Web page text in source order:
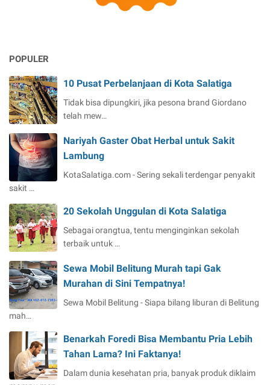
POPULER
10 Pusat Perbelanjaan di Kota Salatiga
Tidak bisa dipungkiri, jika pesona brand Giordano
telah mew…
Nariyah Gaster Obat Herbal untuk Sakit
Lambung
KotaSalatiga.com - Sering sekali terdengar penyakit
sakit …
20 Sekolah Unggulan di Kota Salatiga
Sebagai orangtua, tentu menginginkan sekolah
terbaik untuk …
Sewa Mobil Belitung Murah tapi Gak
Murahan di Sini Tempatnya!
Sewa Mobil Belitung - Siapa bilang liburan di Belitung
mah…
Benarkah Foredi Bisa Membantu Pria Lebih
Tahan Lama? Ini Faktanya!
Dalam dunia kesehatan pria, banyak produk diklaim